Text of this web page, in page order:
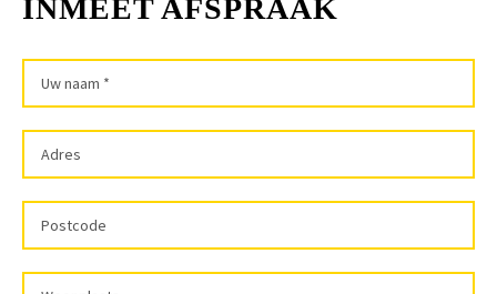
INMEET AFSPRAAK